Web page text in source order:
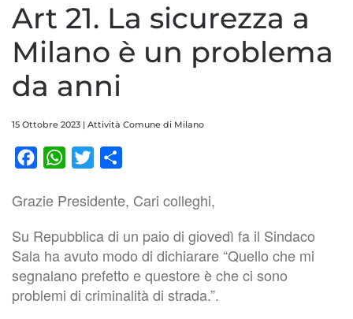
Art 21. La sicurezza a
Milano è un problema
da anni
15 Ottobre 2023 | Attività Comune di Milano
FacebookWhatsApp
Twitter
Grazie Presidente, Cari colleghi,
Su Repubblica di un paio di giovedì fa il Sindaco
Sala ha avuto modo di dichiarare “Quello che mi
segnalano prefetto e questore è che ci sono
problemi di criminalità di strada.”.